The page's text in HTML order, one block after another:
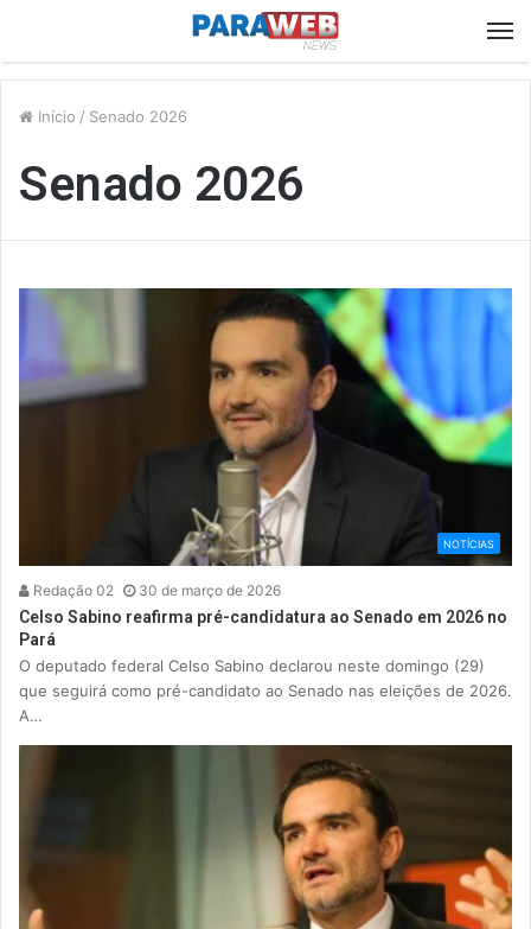
Início / Senado 2026
Senado 2026
NOTÍCIAS
Redação 02 30 de março de 2026
Celso Sabino reafirma pré-candidatura ao Senado em 2026 no
Pará
O deputado federal Celso Sabino declarou neste domingo (29)
que seguirá como pré-candidato ao Senado nas eleições de 2026.
A…